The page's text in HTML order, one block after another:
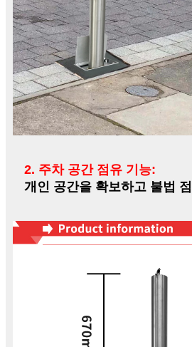
2. 주차 공간 점유 기능:
개인 공간을 확보하고 불법